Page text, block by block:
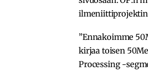
”Ennakoimme
kirjaa toisen
Processing -